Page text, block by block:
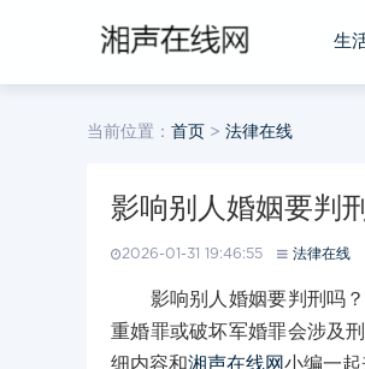
生
当前位置： 首页 > 法律在线
影响别人婚姻要判
2026-01-31 19:46:55 法律在线
影响别人婚姻要判刑吗？
重婚罪或破坏军婚罪会涉及
细内容和湘声在线网小编一起